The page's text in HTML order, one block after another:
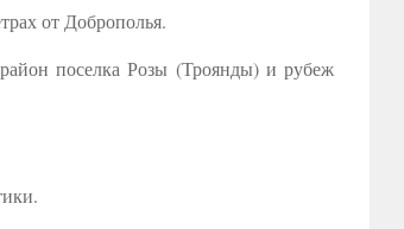
от Доброполья.
поселка Розы (Троянды) и рубеж